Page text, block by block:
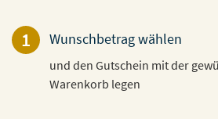
1 Wunschbetrag wählen
und den Gutschein mit der
Warenkorb legen